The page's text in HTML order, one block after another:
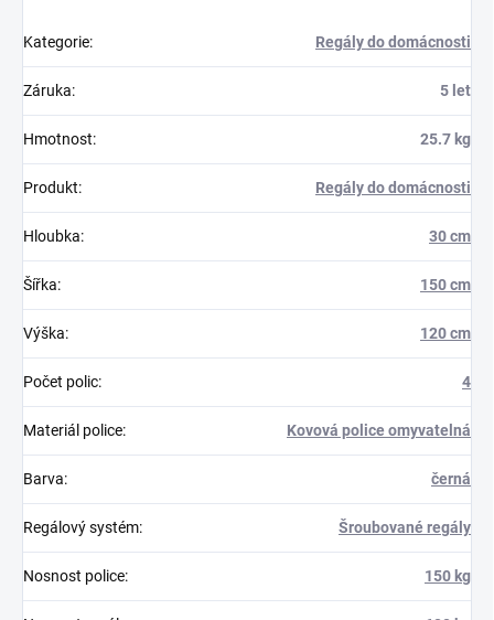
Kategorie: Regály do domácnosti
Záruka: 5 let
Hmotnost: 25.7 kg
Produkt: Regály do domácnosti
Hloubka: 30 cm
Šířka: 150 cm
Výška: 120 cm
Počet polic: 4
Materiál police: Kovová police omyvatelná
Barva: černá
Regálový systém: Šroubované regály
Nosnost police: 150 kg